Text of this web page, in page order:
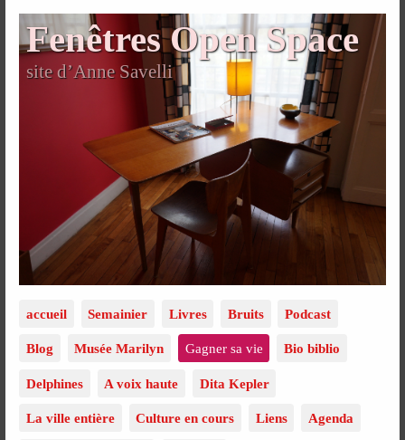
Fenêtres Open Space
site d’Anne Savelli
accueil Semainier Livres Bruits Podcast
Blog Musée Marilyn Gagner sa vie Bio biblio
Delphines A voix haute Dita Kepler
La ville entière Culture en cours Liens Agenda